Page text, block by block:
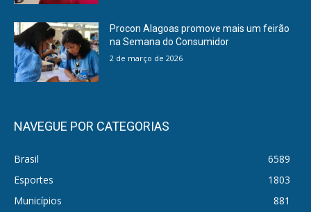
Procon Alagoas promove mais um feirão
na Semana do Consumidor
2 de março de 2026
NAVEGUE POR CATEGORIAS
Brasil
6589
Esportes
1803
Municípios
881